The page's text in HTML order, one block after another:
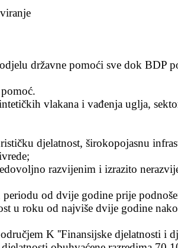
državne pomoći sve dok BDP
vlakana i vađenja uglja,
djelatnost, širokopojasnu
razvijenim i izrazito
od dvije godine prije
u roku od najviše dvije godine
K ''Finansijske djelatnosti i